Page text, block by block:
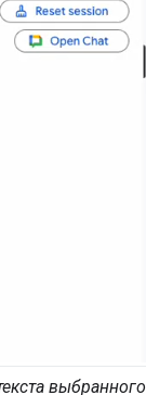
выбранного